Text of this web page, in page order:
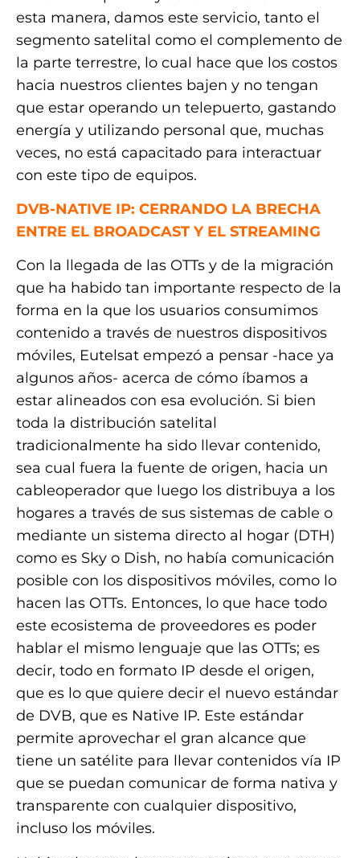
esta manera, damos este servicio, tanto el
segmento satelital como el complemento de
la parte terrestre, lo cual hace que los costos
hacia nuestros clientes bajen y no tengan
que estar operando un telepuerto, gastando
energía y utilizando personal que, muchas
veces, no está capacitado para interactuar
con este tipo de equipos.
DVB-NATIVE IP: CERRANDO LA BRECHA
ENTRE EL BROADCAST Y EL STREAMING
Con la llegada de las OTTs y de la migración
que ha habido tan importante respecto de la
forma en la que los usuarios consumimos
contenido a través de nuestros dispositivos
móviles, Eutelsat empezó a pensar -hace ya
algunos años- acerca de cómo íbamos a
estar alineados con esa evolución. Si bien
toda la distribución satelital
tradicionalmente ha sido llevar contenido,
sea cual fuera la fuente de origen, hacia un
cableoperador que luego los distribuya a los
hogares a través de sus sistemas de cable o
mediante un sistema directo al hogar (DTH)
como es Sky o Dish, no había comunicación
posible con los dispositivos móviles, como lo
hacen las OTTs. Entonces, lo que hace todo
este ecosistema de proveedores es poder
hablar el mismo lenguaje que las OTTs; es
decir, todo en formato IP desde el origen,
que es lo que quiere decir el nuevo estándar
de DVB, que es Native IP. Este estándar
permite aprovechar el gran alcance que
tiene un satélite para llevar contenidos vía IP
que se puedan comunicar de forma nativa y
transparente con cualquier dispositivo,
incluso los móviles.